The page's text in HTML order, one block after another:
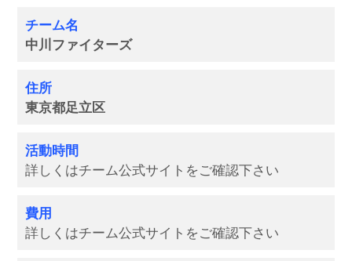
チーム名
中川ファイターズ
住所
東京都足立区
活動時間
詳しくはチーム公式サイトをご確認下さい
費用
詳しくはチーム公式サイトをご確認下さい